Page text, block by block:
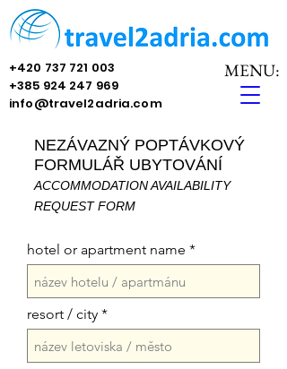
MENU:
+420 737 721 003
+385 924 247 969
info@travel2adria.com
NEZÁVAZNÝ POPTÁVKOVÝ
FORMULÁŘ UBYTOVÁNÍ
ACCOMMODATION AVAILABILITY
REQUESTFORM
hotel or apartment name
resort / city